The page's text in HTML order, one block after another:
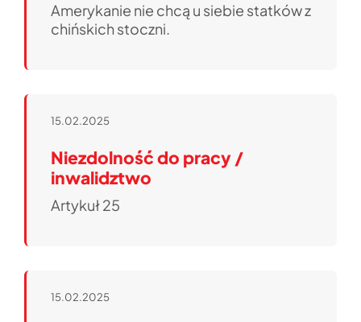
Amerykanie nie chcą u siebie statków z
chińskich stoczni.
15.02.2025
Niezdolność do pracy /
inwalidztwo
Artykuł 25
15.02.2025